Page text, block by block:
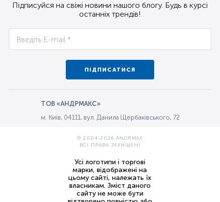
Підписуйся на свіжі новини нашого блогу. Будь в курсі
останніх трендів!
ПІДПИСАТИСЯ
ТОВ «АНДРМАКС»
м. Київ, 04111, вул. Данила Щербаківського, 72
© 2004-2026 ANDRMAX
ВСІ ПРАВА ЗАХИЩЕНІ
Усі логотипи і торгові
марки, відображені на
цьому сайті, належать їх
власникам. Зміст даного
сайту не може бути